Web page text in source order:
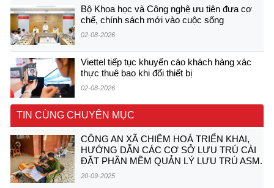
Bộ Khoa học và Công nghệ ưu tiên đưa cơ
chế, chính sách mới vào cuộc sống
02-08-2026
Viettel tiếp tục khuyến cáo khách hàng xác
thực thuê bao khi đổi thiết bị
02-08-2026
TIN CÙNG CHUYÊN MỤC
CÔNG AN XÃ CHIÊM HOÁ TRIỂN KHAI,
HƯỚNG DẪN CÁC CƠ SỞ LƯU TRÚ CÀI
ĐẶT PHẦN MỀM QUẢN LÝ LƯU TRÚ ASM.
20-09-2025